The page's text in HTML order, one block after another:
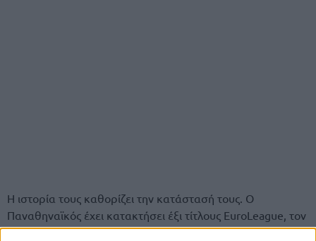
Η ιστορία τους καθορίζει την κατάστασή τους. Ο
Παναθηναϊκός έχει κατακτήσει έξι τίτλους EuroLeague, τον
τελευταίο επί ελληνικού εδάφους το 2007. Ο Ολυμπιακός